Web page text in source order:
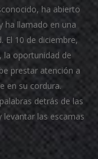
ha abierto
ha llamado en una
El 10 de diciembre,
la oportunidad de
prestar atención a
en su cordura.
detrás de las
levantar las escamas